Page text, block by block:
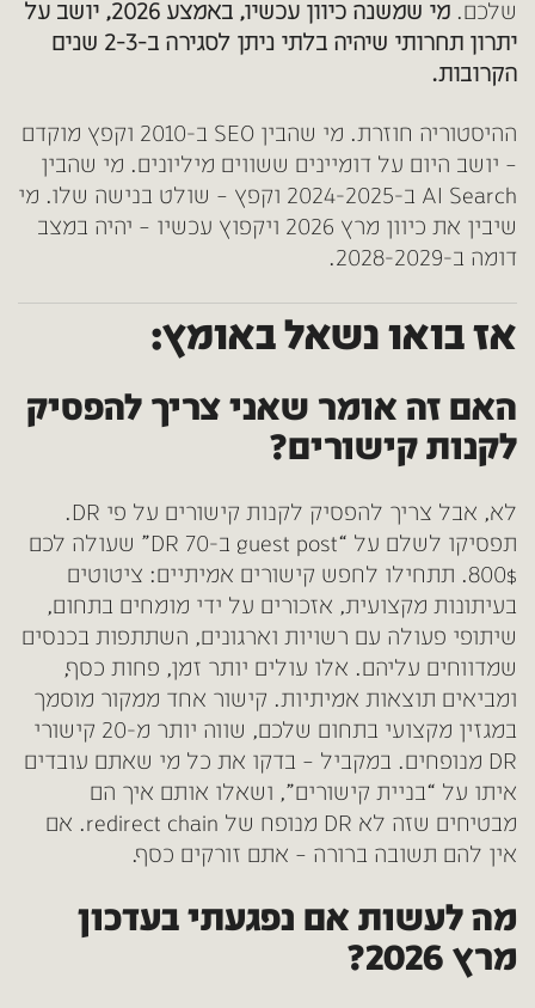
שלכם.
מי שמשנה כיוון עכשיו, באמצע 2026, יושב על
יתרון תחרותי שיהיה בלתי ניתן לסגירה ב-2-3 שנים
הקרובות.
ההיסטוריה חוזרת. מי שהבין SEO ב-2010 וקפץ מוקדם
– יושב היום על דומיינים ששווים מיליונים. מי שהבין
AI Search ב-2024-2025 וקפץ – שולט בנישה שלו. מי
שיבין את כיוון מרץ 2026 ויקפוץ עכשיו – יהיה במצב
דומה ב-2028-2029.
אז בואו נשאל באומץ:
האם זה אומר שאני צריך להפסיק
לקנות קישורים?
לא, אבל צריך להפסיק לקנות קישורים על פי DR.
תפסיקו לשלם על “guest post ב-DR 70” שעולה לכם
800$. תתחילו לחפש קישורים אמיתיים: ציטוטים
בעיתונות מקצועית, אזכורים על ידי מומחים בתחום,
שיתופי פעולה עם רשויות וארגונים, השתתפות בכנסים
שמדווחים עליהם. אלו עולים יותר זמן, פחות כסף,
ומביאים תוצאות אמיתיות. קישור אחד ממקור מוסמך
במגזין מקצועי בתחום שלכם, שווה יותר מ-20 קישורי
DR מנופחים. במקביל – בדקו את כל מי שאתם עובדים
איתו על “בניית קישורים”, ושאלו אותם איך הם
מבטיחים שזה לא DR מנופח של redirect chain. אם
אין להם תשובה ברורה – אתם זורקים כסף.
מה לעשות אם נפגעתי בעדכון
מרץ 2026?